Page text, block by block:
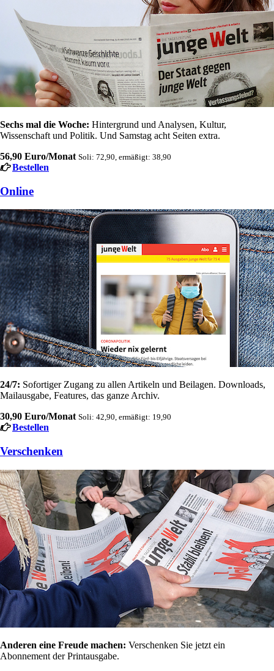
Sechs mal die Woche: Hintergrund und Analysen, Kultur,
Wissenschaft und Politik. Und Samstag acht Seiten extra.
56,90 Euro/Monat Soli: 72,90, ermäßigt: 38,90
Bestellen
Online
24/7: Sofortiger Zugang zu allen Artikeln und Beilagen. Downloads,
Mailausgabe, Features, das ganze Archiv.
30,90 Euro/Monat Soli: 42,90, ermäßigt: 19,90
Bestellen
Verschenken
Anderen eine Freude machen: Verschenken Sie jetzt ein
Abonnement der Printausgabe.